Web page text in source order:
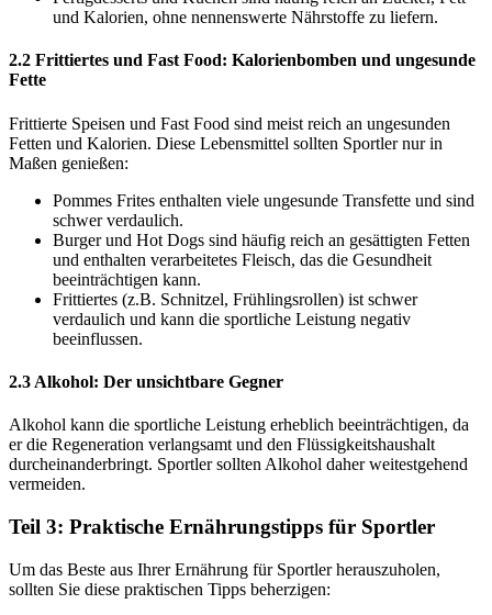
und Kalorien, ohne nennenswerte Nährstoffe zu liefern.
2.2 Frittiertes und Fast Food: Kalorienbomben und ungesunde
Fette
Frittierte Speisen und Fast Food sind meist reich an ungesunden
Fetten und Kalorien. Diese Lebensmittel sollten Sportler nur in
Maßen genießen:
Pommes Frites enthalten viele ungesunde Transfette und sind
schwer verdaulich.
Burger und Hot Dogs sind häufig reich an gesättigten Fetten
und enthalten verarbeitetes Fleisch, das die Gesundheit
beeinträchtigen kann.
Frittiertes (z.B. Schnitzel, Frühlingsrollen) ist schwer
verdaulich und kann die sportliche Leistung negativ
beeinflussen.
2.3 Alkohol: Der unsichtbare Gegner
Alkohol kann die sportliche Leistung erheblich beeinträchtigen, da
er die Regeneration verlangsamt und den Flüssigkeitshaushalt
durcheinanderbringt. Sportler sollten Alkohol daher weitestgehend
vermeiden.
Teil 3: Praktische Ernährungstipps für Sportler
Um das Beste aus Ihrer Ernährung für Sportler herauszuholen,
sollten Sie diese praktischen Tipps beherzigen: